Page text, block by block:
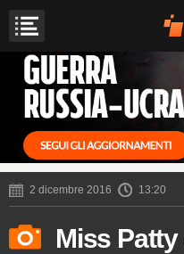
2 dicembre 2016 13:20
Miss